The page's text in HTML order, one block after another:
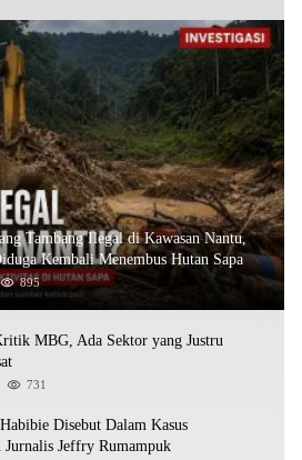
Tambang Ilegal di Kawasan Nantu,
Kembali Menembus Hutan Sapa
895
MBG, Ada Sektor yang Justru
731
Disebut Dalam Kasus
Jurnalis Jeffry Rumampuk